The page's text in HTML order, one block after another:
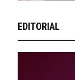
EDITORIAL